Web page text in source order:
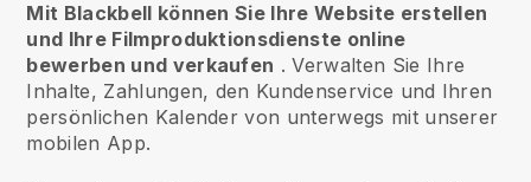
Mit Blackbell können Sie Ihre Website erstellen
und Ihre Filmproduktionsdienste online
bewerben und verkaufen . Verwalten Sie Ihre
Inhalte, Zahlungen, den Kundenservice und Ihren
persönlichen Kalender von unterwegs mit unserer
mobilen App.